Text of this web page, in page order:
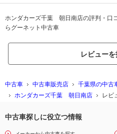
ホンダカーズ千葉 朝日南店の評判・口
らグーネット中古車
レビュー
中古車 中古車販売店 千葉県の中古
ホンダカーズ千葉 朝日南店
レビ
中古車探しに役立つ情報